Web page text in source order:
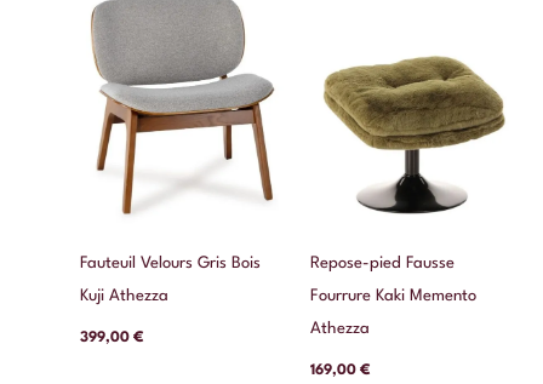
Fauteuil Velours Gris Bois
Kuji Athezza
399,00€
Repose-pied Fausse
Fourrure Kaki Memento
Athezza
169,00 €